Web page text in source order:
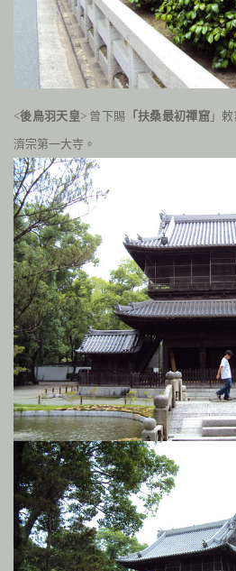
<後鳥羽天皇> 曾下賜 「扶桑最初禪窟 」
濟宗第一大寺。